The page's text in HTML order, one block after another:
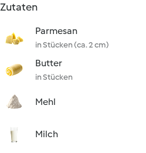
Zutaten
Parmesan
in Stücken (ca. 2 cm)
Butter
in Stücken
Mehl
Milch